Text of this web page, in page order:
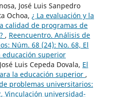
José Luis Sanpedro
Ochoa, ¿ La evaluación y la
calidad de programas de
, Reencuentro. Análisis de
Núm. 68 (24): No. 68, El
educación superior
Luis Cepeda Dovala, El
la educación superior ,
problemas universitarios:
Vinculación universidad-